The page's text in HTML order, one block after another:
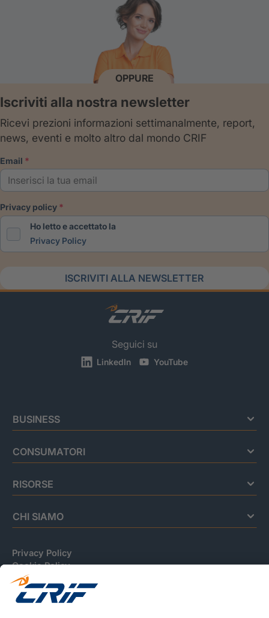
OPPURE
Iscriviti alla nostra newsletter
Ricevi prezioni informazioni settimanalmente, report,
news, eventi e molto altro dal mondo CRIF
email
privacy policy
Ho letto e accettato la
Privacy Policy
ISCRIVITI ALLA NEWSLETTER
Seguici su
LinkedIn YouTube
BUSINESS
CONSUMATORI
RISORSE
CHI SIAMO
Privacy Policy
Cookie Policy
Informativa Dati Personali
CRIF Business Ethics
Accessibilità